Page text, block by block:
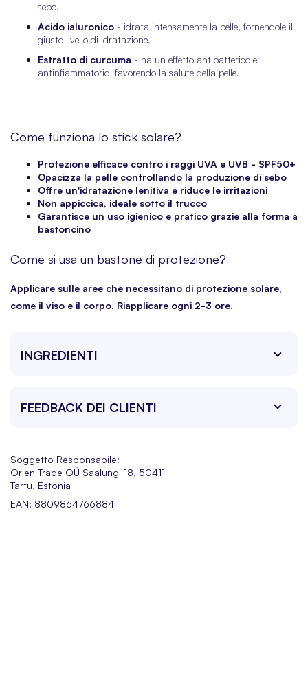
sebo.
Acido ialuronico - idrata intensamente la pelle, fornendole il
giusto livello di idratazione.
Estratto di curcuma - ha un effetto antibatterico e
antinfiammatorio, favorendo la salute della pelle.
Come funziona lo stick solare?
Protezione efficace contro i raggi UVA e UVB - SPF50+
Opacizza la pelle controllando la produzione di sebo
Offre un'idratazione lenitiva e riduce le irritazioni
Non appiccica, ideale sotto il trucco
Garantisce un uso igienico e pratico grazie alla forma a
bastoncino
Come si usa un bastone di protezione?
Applicare sulle aree che necessitano di protezione solare,
come il viso e il corpo. Riapplicare ogni 2-3 ore.
INGREDIENTI
FEEDBACK DEI CLIENTI
Soggetto Responsabile:
Orien Trade OÜ Saalungi 18, 50411
Tartu, Estonia
EAN: 8809864766884